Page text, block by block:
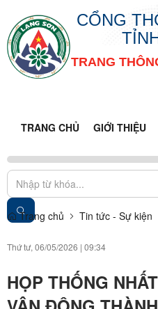
CỔNG
TRANG
TRANG CHỦ GIỚI THIỆU
Trang chủ Tin tức - Sự kiện
Thứ tư, 06/05/2026 | 09:34
HỌP THỐNG